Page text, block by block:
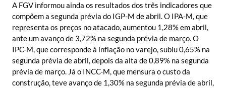
A FGV informou ainda os resultados dos três indicadores que
compõem a segunda prévia do IGP-M de abril. O IPA-M, que
representa os preços no atacado, aumentou 1,28% em abril,
ante um avanço de 3,72% na segunda prévia de março. O
IPC-M, que corresponde à inflação no varejo, subiu 0,65% na
segunda prévia de abril, depois da alta de 0,89% na segunda
prévia de março. Já o INCC-M, que mensura o custo da
construção, teve avanço de 1,30% na segunda prévia de abril,